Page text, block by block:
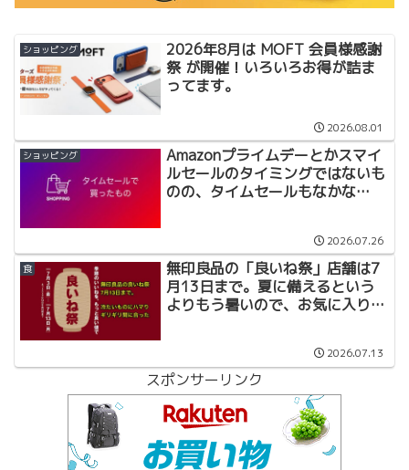
ショッピング
2026年8月は MOFT 会員様感謝
祭 が開催！いろいろお得が詰ま
ってます。
2026.08.01
ショッピング
Amazonプライムデーとかスマイ
ルセールのタイミングではないも
のの、タイムセールもなかな
2026.07.26
食
無印良品の「良いね祭」店舗は7
月13日まで。夏に備えるという
よりもう暑いので、お気に入りを
2026.07.13
スポンサーリンク